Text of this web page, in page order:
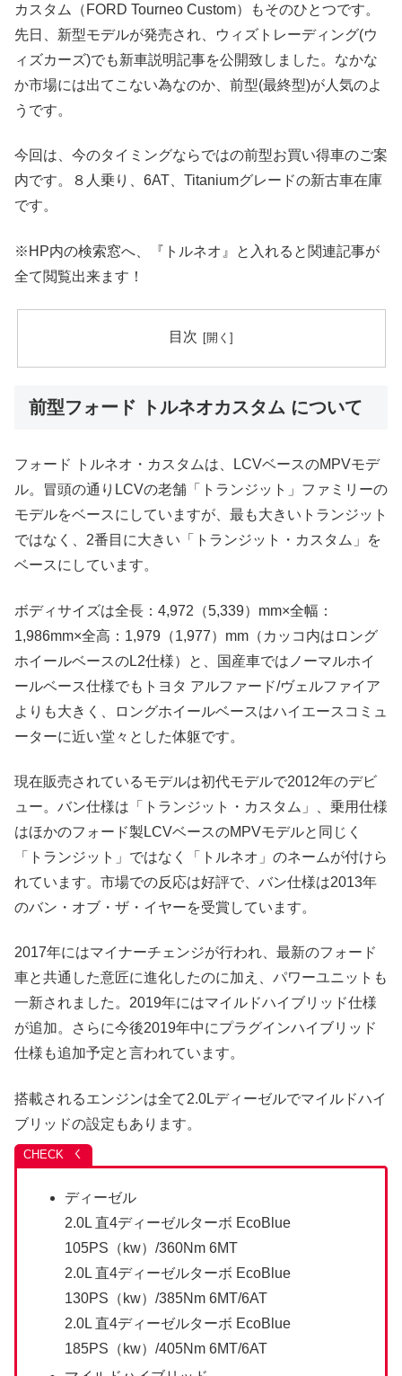
カスタム（FORD Tourneo Custom）もそのひとつです。
先日、新型モデルが発売され、ウィズトレーディング(ウ
ィズカーズ)でも新車説明記事を公開致しました。なかな
か市場には出てこない為なのか、前型(最終型)が人気のよ
うです。
今回は、今のタイミングならではの前型お買い得車のご案
内です。８人乗り、6AT、Titaniumグレードの新古車在庫
です。
※HP内の検索窓へ、『トルネオ』と入れると関連記事が
全て閲覧出来ます！
目次
前型フォード トルネオカスタム について
フォード トルネオ・カスタムは、LCVベースのMPVモデ
ル。冒頭の通りLCVの老舗「トランジット」ファミリーの
モデルをベースにしていますが、最も大きいトランジット
ではなく、2番目に大きい「トランジット・カスタム」を
ベースにしています。
ボディサイズは全長：4,972（5,339）mm×全幅：
1,986mm×全高：1,979（1,977）mm（カッコ内はロング
ホイールベースのL2仕様）と、国産車ではノーマルホイ
ールベース仕様でもトヨタ アルファード/ヴェルファイア
よりも大きく、ロングホイールベースはハイエースコミュ
ーターに近い堂々とした体躯です。
現在販売されているモデルは初代モデルで2012年のデビ
ュー。バン仕様は「トランジット・カスタム」、乗用仕様
はほかのフォード製LCVベースのMPVモデルと同じく
「トランジット」ではなく「トルネオ」のネームが付けら
れています。市場での反応は好評で、バン仕様は2013年
のバン・オブ・ザ・イヤーを受賞しています。
2017年にはマイナーチェンジが行われ、最新のフォード
車と共通した意匠に進化したのに加え、パワーユニットも
一新されました。2019年にはマイルドハイブリッド仕様
が追加。さらに今後2019年中にプラグインハイブリッド
仕様も追加予定と言われています。
搭載されるエンジンは全て2.0Lディーゼルでマイルドハイ
ブリッドの設定もあります。
ディーゼル
2.0L 直4ディーゼルターボ EcoBlue
105PS（kw）/360Nm 6MT
2.0L 直4ディーゼルターボ EcoBlue
130PS（kw）/385Nm 6MT/6AT
2.0L 直4ディーゼルターボ EcoBlue
185PS（kw）/405Nm 6MT/6AT